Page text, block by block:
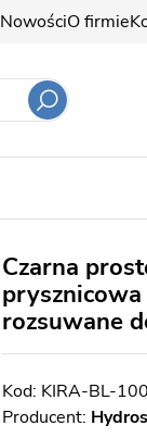
NowościO firmie
Czarna
rozsuwane
KIRA-BL-
Producent: